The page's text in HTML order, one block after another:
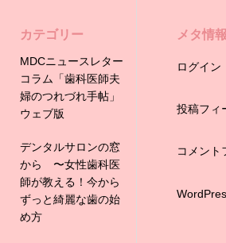
カテゴリー
MDCニュースレター
コラム「歯科医師夫
婦のつれづれ手帖」
ウェブ版
デンタルサロンの窓
から 〜女性歯科医
師が教える！今から
ずっと綺麗な歯の始
め方
メタ情報
ログイン
投稿フィ
コメント